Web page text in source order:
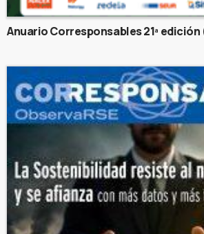
Anuario Corresponsables 21ª edición